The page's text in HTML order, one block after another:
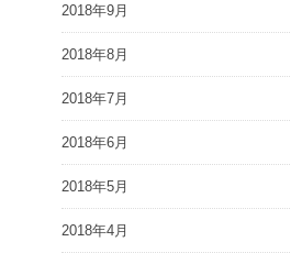
2018年9月
2018年8月
2018年7月
2018年6月
2018年5月
2018年4月